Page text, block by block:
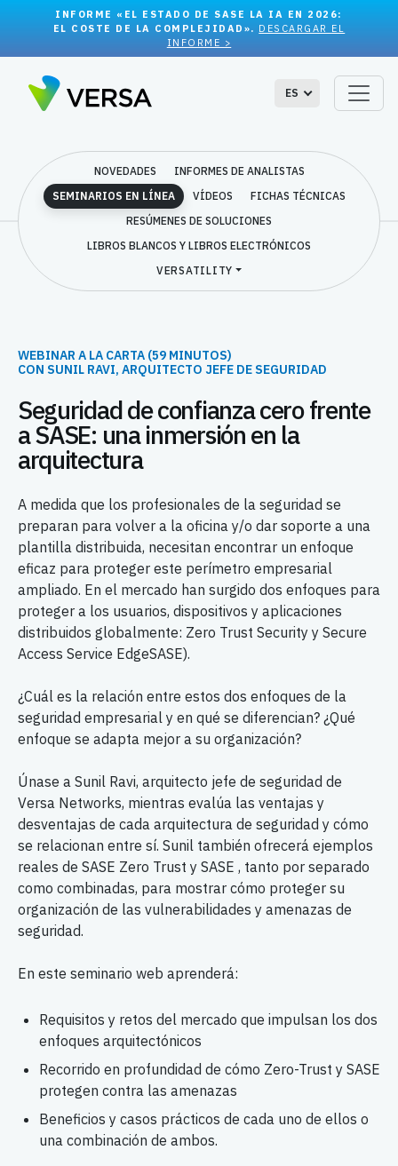
INFORME «EL ESTADO DE SASE LA IA EN 2026:
EL COSTE DE LA COMPLEJIDAD». DESCARGAR EL
INFORME >
ES
NOVEDADES
INFORMES DE ANALISTAS
SEMINARIOS EN LÍNEA
VÍDEOS
FICHAS TÉCNICAS
RESÚMENES DE SOLUCIONES
LIBROS BLANCOS Y LIBROS ELECTRÓNICOS
VERSATILITY
WEBINAR A LA CARTA (59 MINUTOS)
CON SUNIL RAVI, ARQUITECTO JEFE DE SEGURIDAD
Seguridad de confianza cero frente
a SASE: una inmersión en la
arquitectura
A medida que los profesionales de la seguridad se
preparan para volver a la oficina y/o dar soporte a una
plantilla distribuida, necesitan encontrar un enfoque
eficaz para proteger este perímetro empresarial
ampliado. En el mercado han surgido dos enfoques para
proteger a los usuarios, dispositivos y aplicaciones
distribuidos globalmente: Zero Trust Security y Secure
Access Service EdgeSASE).
¿Cuál es la relación entre estos dos enfoques de la
seguridad empresarial y en qué se diferencian? ¿Qué
enfoque se adapta mejor a su organización?
Únase a Sunil Ravi, arquitecto jefe de seguridad de
Versa Networks, mientras evalúa las ventajas y
desventajas de cada arquitectura de seguridad y cómo
se relacionan entre sí. Sunil también ofrecerá ejemplos
reales de SASE Zero Trust y SASE , tanto por separado
como combinadas, para mostrar cómo proteger su
organización de las vulnerabilidades y amenazas de
seguridad.
En este seminario web aprenderá:
Requisitos y retos del mercado que impulsan los dos
enfoques arquitectónicos
Recorrido en profundidad de cómo Zero-Trust y SASE
protegen contra las amenazas
Beneficios y casos prácticos de cada uno de ellos o
una combinación de ambos.